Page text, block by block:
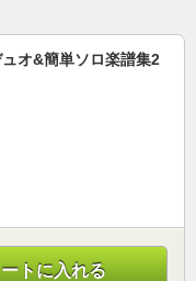
オ&簡単ソロ楽譜集2
トに入れる